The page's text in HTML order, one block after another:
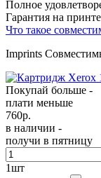
Полное
Гарантия на
Что такое
Imprints
Покупай больше -
плати меньше
760р.
в наличии -
получи в пятницу
1шт